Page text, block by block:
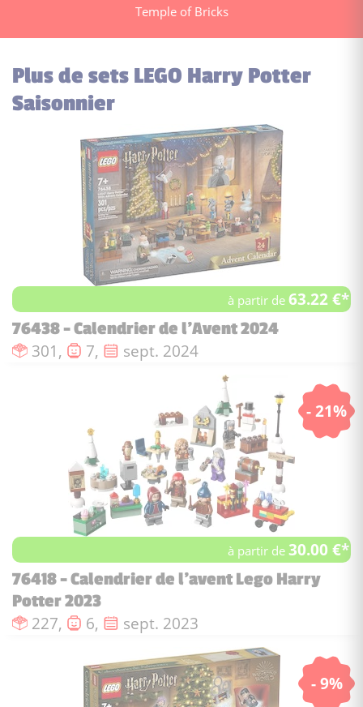
Temple of Bricks
Plus de sets LEGO Harry Potter
Saisonnier
à partir de63.22 €*
76438 - Calendrier de l'Avent 2024
Nombre de pièces :
301, Nombre de figurines :
7, Date de sortie :
sept. 2024
- 21%
à partir de30.00 €*
76418 - Calendrier de l'avent Lego Harry
Potter 2023
Nombre de pièces :
227, Nombre de figurines :
6, Date de sortie :
sept. 2023
- 9%